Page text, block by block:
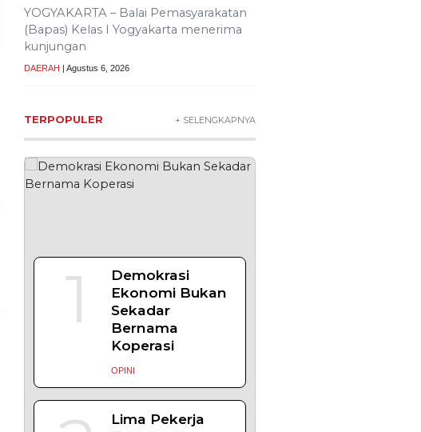
Magang Taruna Pemasyarakan
YOGYAKARTA – Balai Pemasyarakatan
kunjungan
1
Demokrasi
Ekonomi Bukan
Sekadar
Koperasi
OPINI